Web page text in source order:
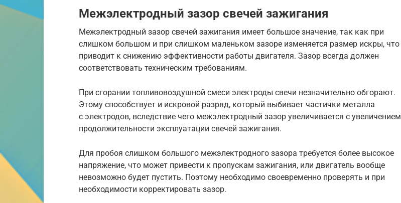
Межэлектродный зазор свечей зажигания
Межэлектродный зазор свечей зажигания имеет большое значение, так как при
слишком большом и при слишком маленьком зазоре изменяется размер искры, что
приводит к снижению эффективности работы двигателя. Зазор всегда должен
соответствовать техническим требованиям.
При сгорании топливовоздушной смеси электроды свечи незначительно обгорают.
Этому способствует и искровой разряд, который выбивает частички металла
с электродов, вследствие чего межэлектродный зазор увеличивается с увеличением
продолжительности эксплуатации свечей зажигания.
Для пробоя слишком большого межэлектродного зазора требуется более высокое
напряжение, что может привести к пропускам зажигания, или двигатель вообще
невозможно будет пустить. Поэтому необходимо своевременно проверять и при
необходимости корректировать зазор.